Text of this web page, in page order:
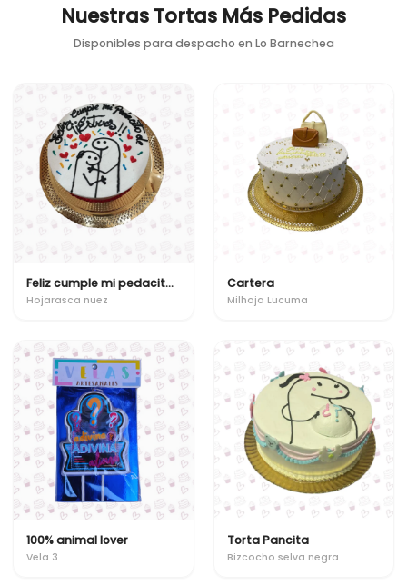
Nuestras Tortas Más Pedidas
Disponibles para despacho en Lo Barnechea
Feliz cumple mi pedacito de estres
Hojarasca nuez
Cartera
Milhoja Lucuma
100% animal lover
Vela 3
Torta Pancita
Bizcocho selva negra